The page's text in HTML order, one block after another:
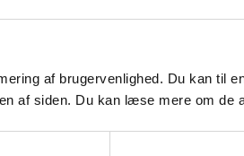
af brugervenlighed. Du kan til
af siden. Du kan læse mere om de